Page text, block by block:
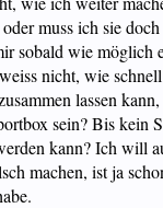
muss ich sie
sobald wie möglich
nicht, wie
lassen
sein? Bis kein
kann? Ich will
machen, ist ja